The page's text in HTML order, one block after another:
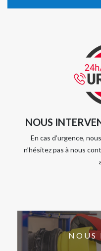
NOUS
En cas d’urgence,
n’hésitez pas à nous
NOUS